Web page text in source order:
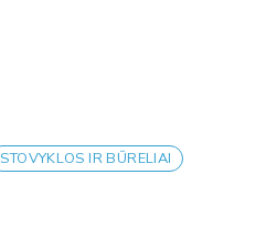
STOVYKLOS IR BŪRELIAI